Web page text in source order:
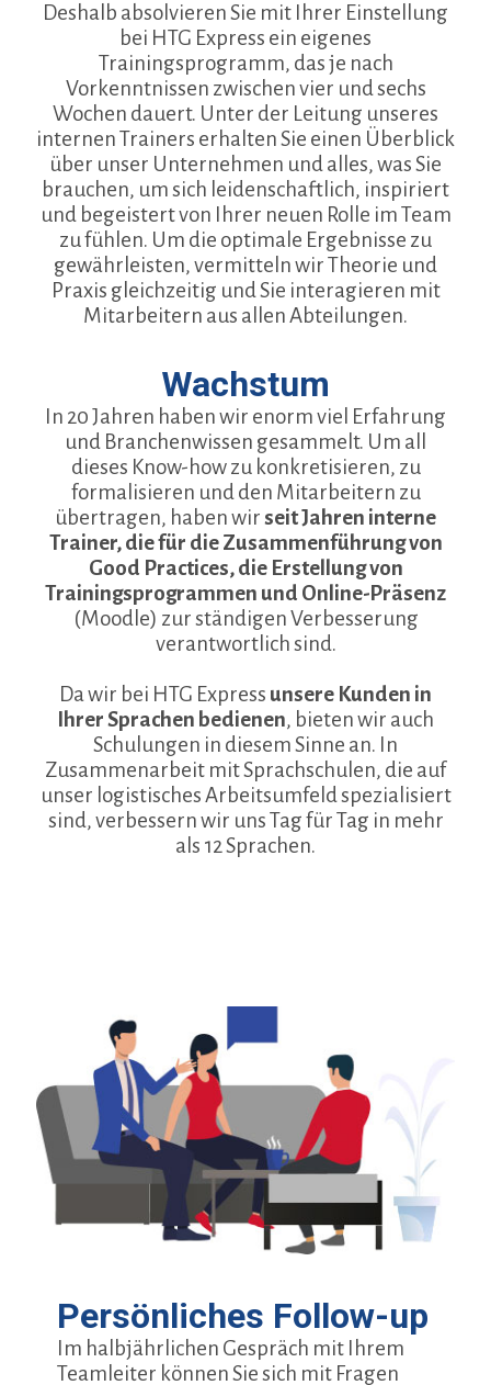
Deshalb absolvieren Sie mit Ihrer Einstellung
bei HTG Express ein eigenes
Trainingsprogramm, das je nach
Vorkenntnissen zwischen vier und sechs
Wochen dauert. Unter der Leitung unseres
internen Trainers erhalten Sie einen Überblick
über unser Unternehmen und alles, was Sie
brauchen, um sich leidenschaftlich, inspiriert
und begeistert von Ihrer neuen Rolle im Team
zu fühlen. Um die optimale Ergebnisse zu
gewährleisten, vermitteln wir Theorie und
Praxis gleichzeitig und Sie interagieren mit
Mitarbeitern aus allen Abteilungen.
Wachstum
In 20 Jahren haben wir enorm viel Erfahrung
und Branchenwissen gesammelt. Um all
dieses Know-how zu konkretisieren, zu
formalisieren und den Mitarbeitern zu
übertragen, haben wirseit Jahren interne
Trainer, die für die Zusammenführung von
Good Practices, die Erstellung von
Trainingsprogrammen und Online-Präsenz
(Moodle) zur ständigen Verbesserung
verantwortlich sind.
Da wir bei HTG Express unsere Kunden in
Ihrer Sprachen bedienen, bieten wir auch
Schulungen in diesem Sinne an. In
Zusammenarbeit mit Sprachschulen, die auf
unser logistisches Arbeitsumfeld spezialisiert
sind, verbessern wir uns Tag für Tag in mehr
als 12 Sprachen.
Persönliches Follow-up
Im halbjährlichen Gespräch mit Ihrem
Teamleiter können Sie sich mit Fragen